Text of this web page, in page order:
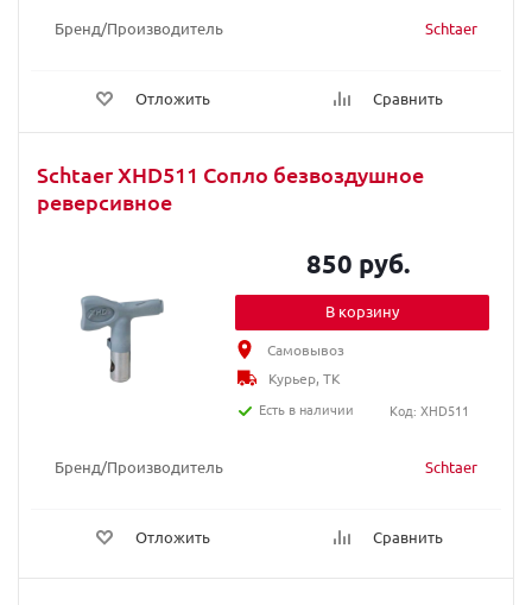
Бренд/Производитель Schtaer
Отложить Сравнить
Schtaer XHD511 Сопло безвоздушное
реверсивное
Бренд/Производитель Schtaer
Отложить Сравнить
850 руб.
В корзину
Самовывоз
Курьер, ТК
Есть в наличии
Код: XHD511